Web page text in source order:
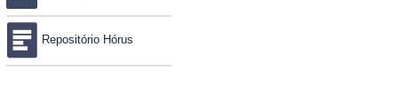
Repositório Hórus